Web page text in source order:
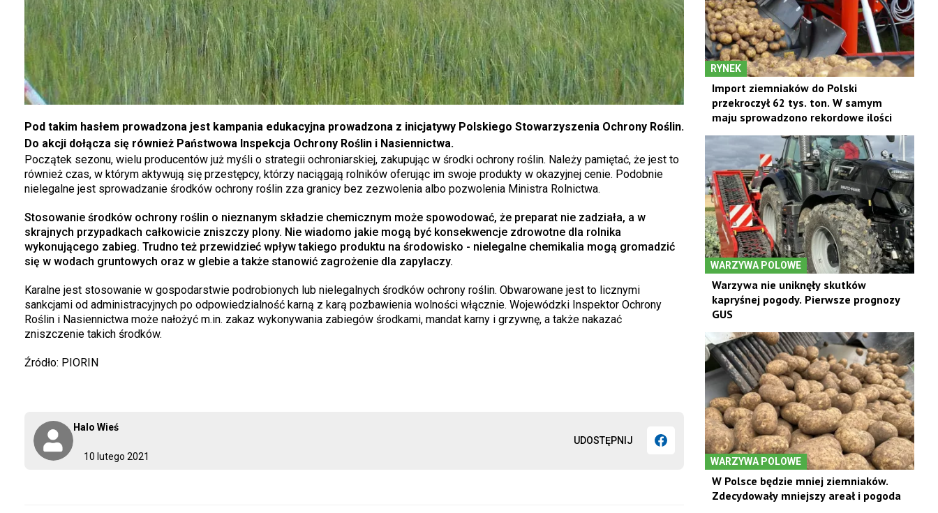
10 lutego 2021
Halo Wieś
UDOSTĘPNIJ
Pod takim hasłem prowadzona jest kampania edukacyjna prowadzona z inicjatywy Polskiego Stowarzyszenia Ochrony Roślin.
Do akcji dołącza się również Państwowa Inspekcja Ochrony Roślin i Nasiennictwa.
Początek sezonu, wielu producentów już myśli o strategii ochroniarskiej, zakupując w środki ochrony roślin. Należy pamiętać, że jest to
również czas, w którym aktywują się przestępcy, którzy naciągają rolników oferując im swoje produkty w okazyjnej cenie. Podobnie
nielegalne jest sprowadzanie środków ochrony roślin zza granicy bez zezwolenia albo pozwolenia Ministra Rolnictwa.
Stosowanie środków ochrony roślin o nieznanym składzie chemicznym może spowodować, że preparat nie zadziała, a w
skrajnych przypadkach całkowicie zniszczy plony. Nie wiadomo jakie mogą być konsekwencje zdrowotne dla rolnika
wykonującego zabieg. Trudno też przewidzieć wpływ takiego produktu na środowisko - nielegalne chemikalia mogą gromadzić
się w wodach gruntowych oraz w glebie a także stanowić zagrożenie dla zapylaczy.
Karalne jest stosowanie w gospodarstwie podrobionych lub nielegalnych środków ochrony roślin. Obwarowane jest to licznymi
sankcjami od administracyjnych po odpowiedzialność karną z karą pozbawienia wolności włącznie. Wojewódzki Inspektor Ochrony
Roślin i Nasiennictwa może nałożyć m.in. zakaz wykonywania zabiegów środkami, mandat karny i grzywnę, a także nakazać
zniszczenie takich środków.
Źródło: PIORIN
RYNEK
Import ziemniaków do Polski
przekroczył 62 tys. ton. W samym
maju sprowadzono rekordowe ilości
WARZYWA POLOWE
Warzywa nie uniknęły skutków
kapryśnej pogody. Pierwsze prognozy
GUS
WARZYWA POLOWE
W Polsce będzie mniej ziemniaków.
Zdecydowały mniejszy areał i pogoda